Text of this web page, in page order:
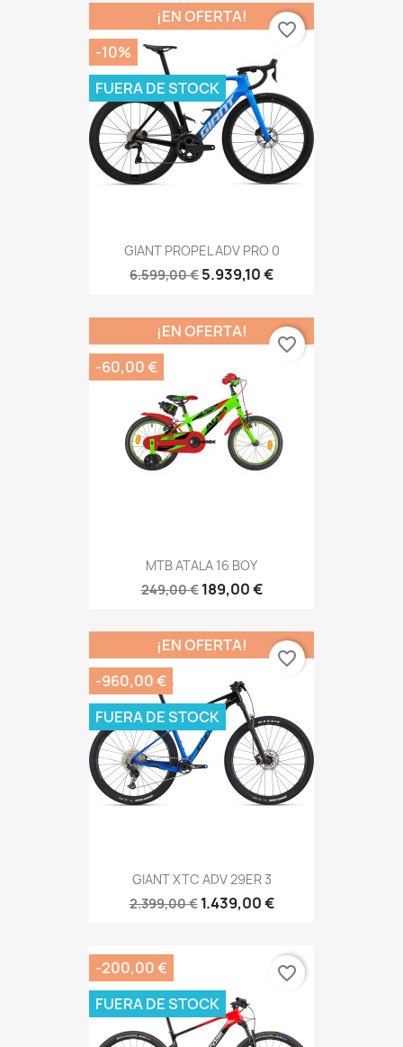
GIANT PROPEL ADV PRO 0
6.599,00 € 5.939,10 €
¡EN OFERTA!
-10%
FUERA DE STOCK
favorite_border
MTB ATALA 16 BOY
249,00 € 189,00 €
¡EN OFERTA!
-60,00 €
favorite_border
GIANT XTC ADV 29ER 3
2.399,00 € 1.439,00 €
¡EN OFERTA!
-960,00 €
FUERA DE STOCK
favorite_border
-200,00 €
FUERA DE STOCK
favorite_border